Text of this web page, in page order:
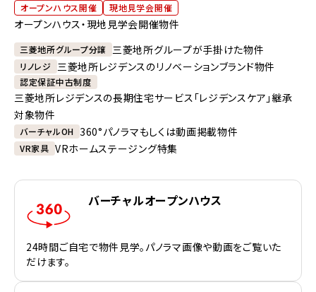
オープンハウス開催 現地見学会開催
オープンハウス・現地見学会開催物件
三菱地所グループ分譲 三菱地所グループが手掛けた物件
リノレジ 三菱地所レジデンスのリノベーションブランド物件
認定保証中古制度
三菱地所レジデンスの長期住宅サービス「レジデンスケア」継承
対象物件
バーチャルOH 360°パノラマもしくは動画掲載物件
VR家具 VRホームステージング特集
バーチャルオープンハウス
24時間ご自宅で物件見学。パノラマ画像や動画をご覧いた
だけます。